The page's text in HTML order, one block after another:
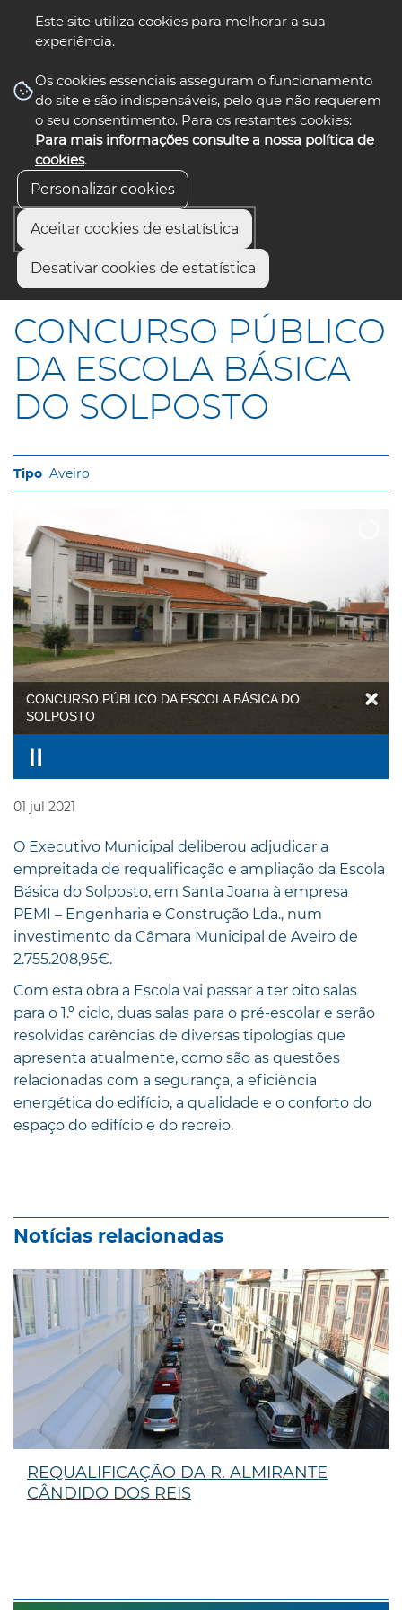
Este site utiliza cookies para melhorar a sua
experiência.
Os cookies essenciais asseguram o funcionamento
do site e são indispensáveis, pelo que não requerem
o seu consentimento. Para os restantes cookies:
Para mais informações consulte a nossa política de
cookies.
Personalizar cookies
Aceitar cookies de estatística
Desativar cookies de estatística
nos select language
Início
CONCURSO PÚBLICO DA ESCOLA BÁSICA DO SOLPOSTO
CONCURSO PÚBLICO
DA ESCOLA BÁSICA
DO SOLPOSTO
Aveiro
CONCURSO PÚBLICO DA ESCOLA BÁSICA DO
SOLPOSTO
01 jul 2021
O Executivo Municipal deliberou adjudicar a
empreitada de requalificação e ampliação da Escola
Básica do Solposto, em Santa Joana à empresa
PEMI – Engenharia e Construção Lda., num
investimento da Câmara Municipal de Aveiro de
2.755.208,95€.
Com esta obra a Escola vai passar a ter oito salas
para o 1.º ciclo, duas salas para o pré-escolar e serão
resolvidas carências de diversas tipologias que
apresenta atualmente, como são as questões
relacionadas com a segurança, a eficiência
energética do edifício, a qualidade e o conforto do
espaço do edifício e do recreio.
Notícias relacionadas
REQUALIFICAÇÃO DA R. ALMIRANTE
CÂNDIDO DOS REIS